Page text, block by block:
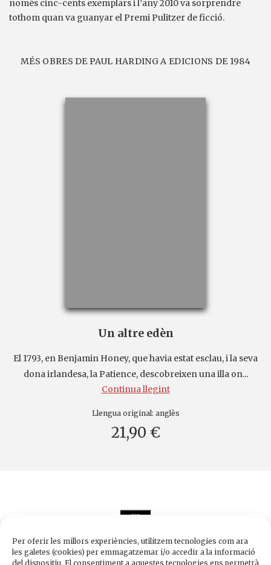
Per oferir les millors experiències, utilitzem tecnologies com ara
les galetes (cookies) per emmagatzemar i/o accedir a la informació
del dispositiu. El consentiment a aquestes tecnologies ens permetrà
només cinc-cents exemplars i l’any 2010 va sorprendre
tothom quan va guanyar el Premi Pulitzer de ficció.
MÉS OBRES DE PAUL HARDING A EDICIONS DE 1984
Un altre edèn
El 1793, en Benjamin Honey, que havia estat esclau, i la seva
dona irlandesa, la Patience, descobreixen una illa on...
Continua llegint
Llengua original: anglès
21,90 €